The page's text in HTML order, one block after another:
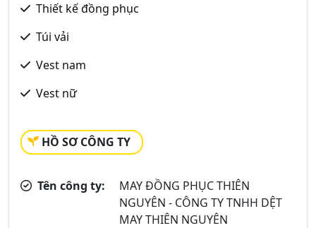
Thiết kế đồng phục
Túi vải
Vest nam
Vest nữ
HỒ SƠ CÔNG TY
Tên công ty:
MAY ĐỒNG PHỤC THIÊN
NGUYÊN - CÔNG TY TNHH DỆT
MAY THIÊN NGUYÊN